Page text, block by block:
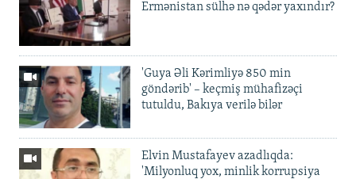
Ermənistan sülhə nə qədər yaxındır?
'Guya Əli Kərimliyə 850 min
göndərib' – keçmiş mühafizəçi
tutuldu, Bakıya verilə bilər
Elvin Mustafayev azadlıqda:
'Milyonluq yox, minlik korrupsiya